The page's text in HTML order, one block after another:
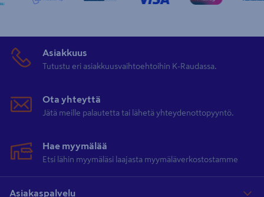
Asiakkuus
Tutustu eri asiakkuusvaihtoehtoihin K-Raudassa.
Ota yhteyttä
Jätä meille palautetta tai lähetä yhteydenottopyyntö.
Hae myymälää
Etsi lähin myymäläsi laajasta myymäläverkostostamme
Asiakaspalvelu